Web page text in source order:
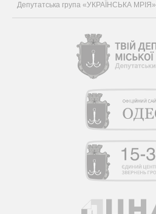
Депутатська група «УКРАЇНСЬКА МРІЯ»